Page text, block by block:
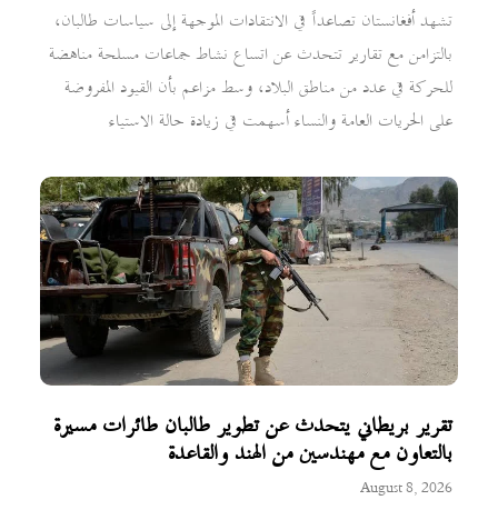
تشهد أفغانستان تصاعداً في الانتقادات الموجهة إلى سياسات طالبان،
بالتزامن مع تقارير تتحدث عن اتساع نشاط جماعات مسلحة مناهضة
للحركة في عدد من مناطق البلاد، وسط مزاعم بأن القيود المفروضة
على الحريات العامة والنساء أسهمت في زيادة حالة الاستياء
تقرير بريطاني يتحدث عن تطوير طالبان طائرات مسيرة
بالتعاون مع مهندسين من الهند والقاعدة
August 8, 2026